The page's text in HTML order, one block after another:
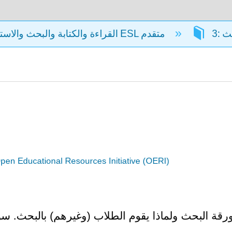
Educational Resources Initiative (OERI)
البحث ولماذا يقوم الطلاب (وغيرهم) بالبحث.